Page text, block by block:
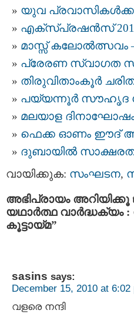
യുവ
എക്സ്പ്രഷന്‍സ്‌
മാസ്സ് കലോല്‍ത്സവം –
പ്രേരണ സ്വാഗത
തിരുവിതാംകൂര്‍
പയ്യന്നൂര്‍ സൗഹൃദ
മലയാള
ഫെക്ക ഓണം ഈദ്‌
ദുബായില്‍
വായിക്കുക: സംഘടന,
അഭിപ്രായം
യഥാര്‍ത്ഥ വാര്‍ദ്ധക്യം
കൂട്ടായ്മ”
sasins says:
December 15, 2010 at 6:02
വളരെ നന്ദി